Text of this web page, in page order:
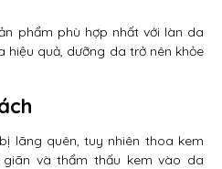
phẩm phù hợp nhất với làn da
hiệu quả, dưỡng da trở nên khỏe
lãng quên, tuy nhiên thoa kem
và thẩm thấu kem vào da